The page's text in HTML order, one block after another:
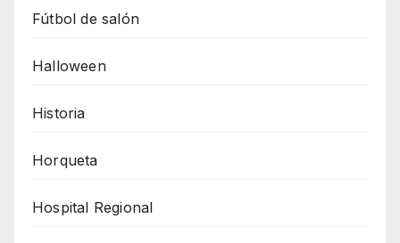
Fútbol de salón
Halloween
Historia
Horqueta
Hospital Regional